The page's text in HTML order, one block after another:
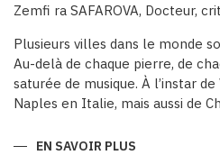
Zemfi ra SAFAROVA, Docteur,
Plusieurs villes dans le monde
Au-delà de chaque pierre, de
saturée de musique. À l’instar
Naples en Italie, mais aussi de
EN SAVOIR PLUS